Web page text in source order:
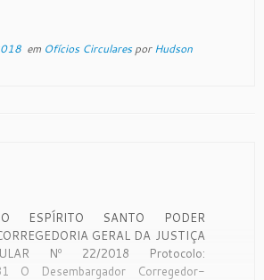
em Ofícios CircularesporHudson
ESPÍRITO SANTO PODER
GERAL DA JUSTIÇA
Nº 22/2018 Protocolo:
O Desembargador Corregedor-